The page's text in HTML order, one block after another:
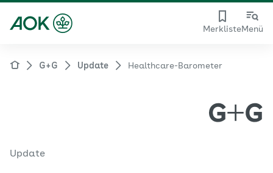
MerklisteMenü
G+G Update Healthcare-Barometer
Update